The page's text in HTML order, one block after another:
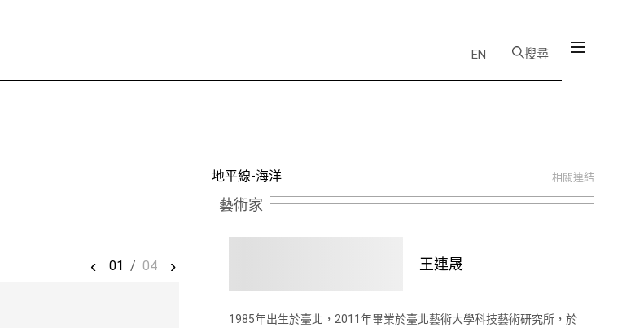
EN 搜尋
‹ 01 / 04 ›
地平線-海洋 相關連結
藝術家
王連晟
1985年出生於臺北，2011年畢業於臺北藝術大學科技藝術研究所，於